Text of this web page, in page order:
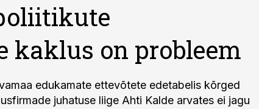
kaklus on probleem
edukamate ettevõtete edetabelis kõrged
juhatuse liige Ahti Kalde arvates ei jagu